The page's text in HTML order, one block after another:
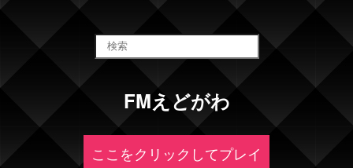
FMえどがわ
ここをクリックしてプレイ